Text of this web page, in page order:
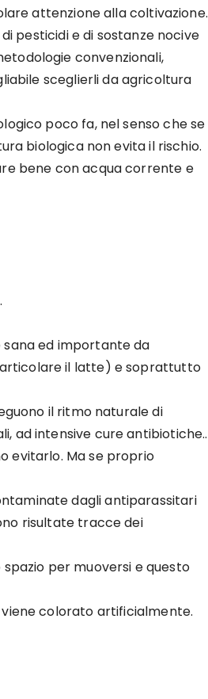
attenzione alla coltivazione.
pesticidi e di sostanze nocive
convenzionali,
sceglierli da agricoltura
poco fa, nel senso che se
biologica non evita il rischio.
bene con acqua corrente e
ed importante da
il latte) e soprattutto
il ritmo naturale di
ad intensive cure antibiotiche..
evitarlo. Ma se proprio
dagli antiparassitari
risultate tracce dei
per muoversi e questo
viene colorato artificialmente.